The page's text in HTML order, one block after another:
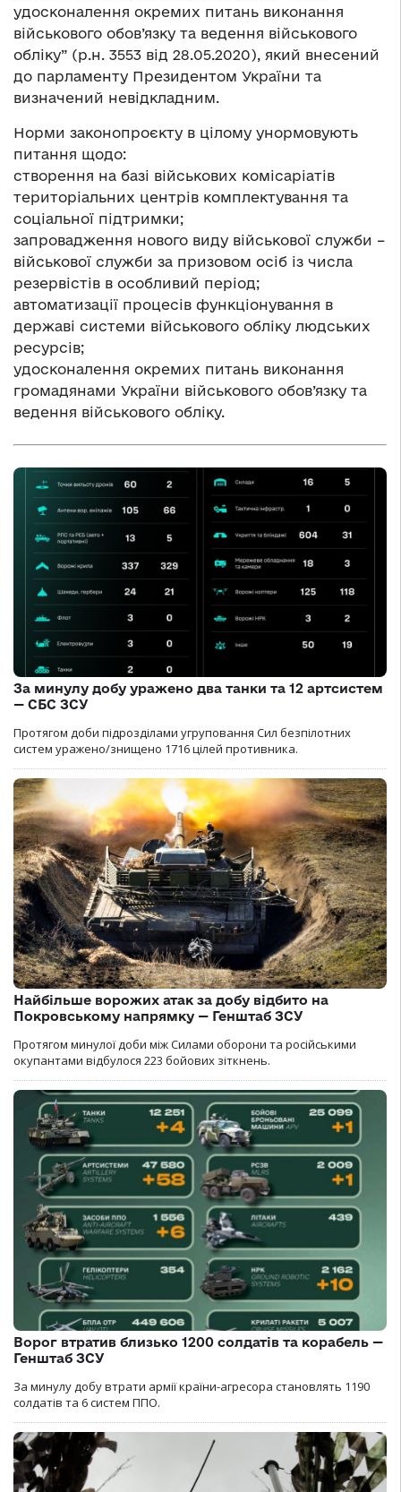
удосконалення окремих питань виконання
військового обов’язку та ведення військового
обліку” (р.н. 3553 від 28.05.2020), який внесений
до парламенту Президентом України та
визначений невідкладним.
Норми законопроєкту в цілому унормовують
питання щодо:
створення на базі військових комісаріатів
територіальних центрів комплектування та
соціальної підтримки;
запровадження нового виду військової служби –
військової служби за призовом осіб із числа
резервістів в особливий період;
автоматизації процесів функціонування в
державі системи військового обліку людських
ресурсів;
удосконалення окремих питань виконання
громадянами України військового обов’язку та
ведення військового обліку.
За минулу добу уражено два танки та 12 артсистем
— СБС ЗСУ
Протягом доби підрозділами угруповання Сил безпілотних
систем уражено/знищено 1716 цілей противника.
Найбільше ворожих атак за добу відбито на
Покровському напрямку — Генштаб ЗСУ
Протягом минулої доби між Силами оборони та російськими
окупантами відбулося 223 бойових зіткнень.
Ворог втратив близько 1200 солдатів та корабель —
Генштаб ЗСУ
За минулу добу втрати армії країни-агресора становлять 1190
солдатів та 6 систем ППО.